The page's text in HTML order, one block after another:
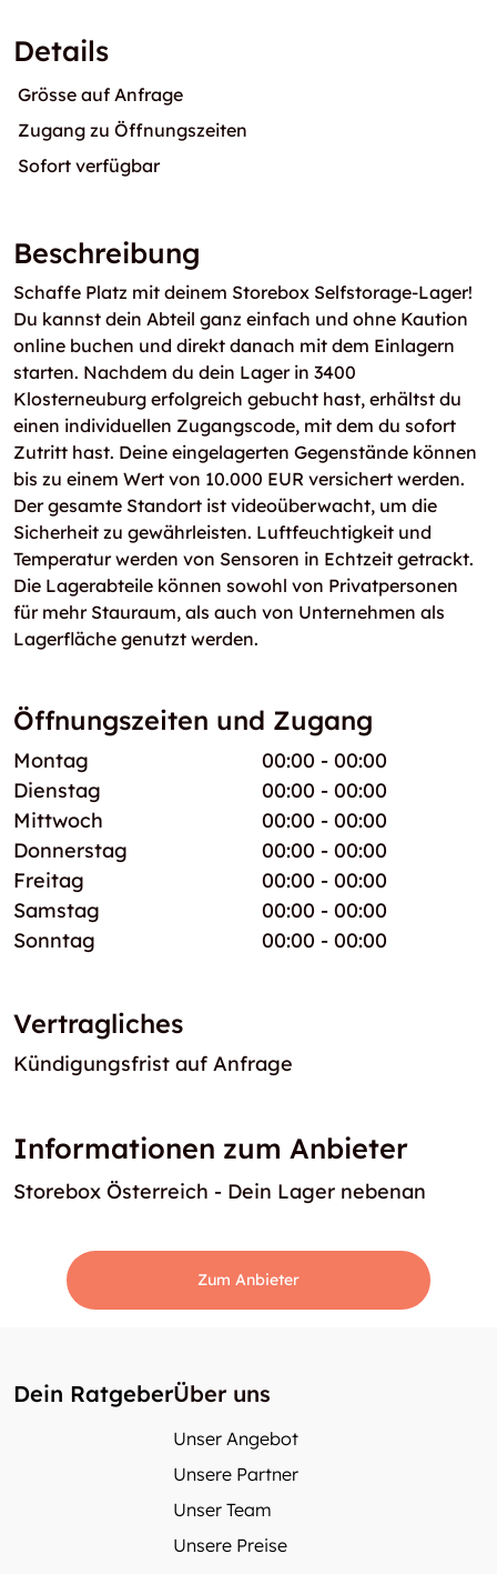
Details
Grösse auf Anfrage
Zugang zu Öffnungszeiten
Sofort verfügbar
Beschreibung
Schaffe Platz mit deinem Storebox Selfstorage-Lager!
Du kannst dein Abteil ganz einfach und ohne Kaution
online buchen und direkt danach mit dem Einlagern
starten. Nachdem du dein Lager in 3400
Klosterneuburg erfolgreich gebucht hast, erhältst du
einen individuellen Zugangscode, mit dem du sofort
Zutritt hast. Deine eingelagerten Gegenstände können
bis zu einem Wert von 10.000 EUR versichert werden.
Der gesamte Standort ist videoüberwacht, um die
Sicherheit zu gewährleisten. Luftfeuchtigkeit und
Temperatur werden von Sensoren in Echtzeit getrackt.
Die Lagerabteile können sowohl von Privatpersonen
für mehr Stauraum, als auch von Unternehmen als
Lagerfläche genutzt werden.
Öffnungszeiten und Zugang
Montag
00:00 - 00:00
Dienstag
00:00 - 00:00
Mittwoch
00:00 - 00:00
Donnerstag
00:00 - 00:00
Freitag
00:00 - 00:00
Samstag
00:00 - 00:00
Sonntag
00:00 - 00:00
Vertragliches
Kündigungsfrist auf Anfrage
Informationen zum Anbieter
Storebox Österreich - Dein Lager nebenan
Zum Anbieter
Dein RatgeberÜber uns
Unser Angebot
Unsere Partner
Unser Team
Unsere Preise